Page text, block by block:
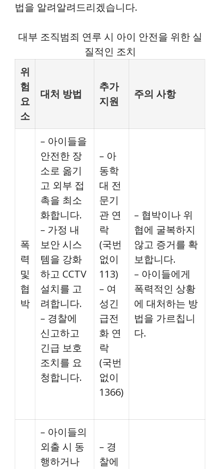
법을 알려알려드리겠습니다.
대부 조직범죄 연루 시 아이 안전을 위한 실
질적인 조치
위
험
요
소
대처 방법
추가
지원
주의 사항
폭
력
및
협
박
– 아이들을
안전한 장
소로 옮기
고 외부 접
촉을 최소
화합니다.
– 가정 내
보안 시스
템을 강화
하고 CCTV
설치를 고
려합니다.
– 경찰에
신고하고
긴급 보호
조치를 요
청합니다.
– 아
동학
대 전
문기
관 연
락
(국번
없이
113)
– 여
성긴
급전
화 연
락
(국번
없이
1366)
– 협박이나 위
협에 굴복하지
않고 증거를 확
보합니다.
– 아이들에게
폭력적인 상황
에 대처하는 방
법을 가르칩니
다.
– 아이들의
외출 시 동
행하거나
– 경
찰에